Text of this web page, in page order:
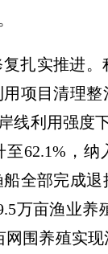
扎实推进
项目清理整
线利用强度
62.1%，纳
全部完成
万亩渔业养
网围养殖实